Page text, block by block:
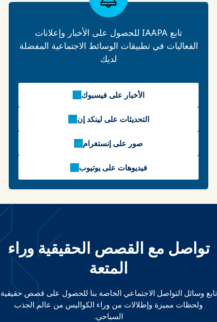
تابع IAAPA للحصول على الأخبار وإعلانات
الفعاليات في تطبيقات الوسائط الاجتماعية المفضلة
لديك
الأخبار على فيسبوك
التحديثات على لينكد إن
صور على إنستغرام
فيديوهات على يوتيوب
تواصل مع القصص الحقيقية وراء
المتعة
تابع وسائل التواصل الاجتماعي الخاصة بنا للحصول على قصص حقيقية
ولحظات مميزة وإطلالات من وراء الكواليس من عالم الجذب
السياحي.